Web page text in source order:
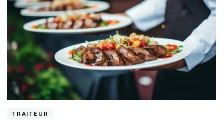
TRAITEUR